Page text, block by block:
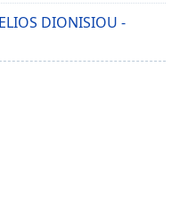
DIONISIOU -